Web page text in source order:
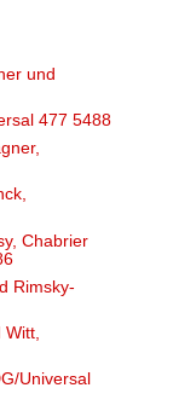
und
477 5488
Chabrier
Rimsky-
Witt,
Universal